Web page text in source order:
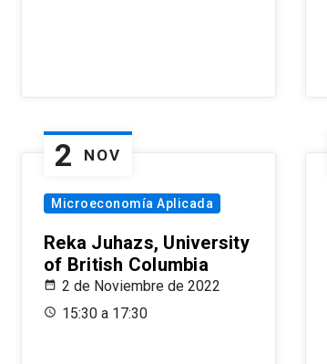
2 NOV
Microeconomía Aplicada
Reka Juhazs, University
of British Columbia
2 de Noviembre de 2022
15:30 a 17:30